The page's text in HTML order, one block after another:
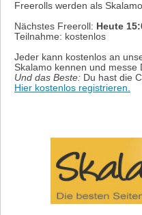
Freerolls werden als
Nächstes Freeroll: Heute
Teilnahme: kostenlos
Jeder kann kostenlos an
Skalamo kennen und messe
Und das Beste: Du hast die
Hier kostenlos registrieren.